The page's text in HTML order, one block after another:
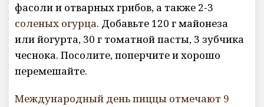
фасоли и отварных грибов, а также 2-3
соленых огурца. Добавьте 120 г майонеза
или йогурта, 30 г томатной пасты, 3 зубчика
чеснока. Посолите, поперчите и хорошо
перемешайте.
Международный день пиццы отмечают 9